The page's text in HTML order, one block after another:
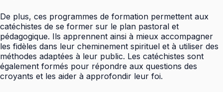
De plus, ces programmes de formation permettent aux
catéchistes de se former sur le plan pastoral et
pédagogique. Ils apprennent ainsi à mieux accompagner
les fidèles dans leur cheminement spirituel et à utiliser des
méthodes adaptées à leur public. Les catéchistes sont
également formés pour répondre aux questions des
croyants et les aider à approfondir leur foi.